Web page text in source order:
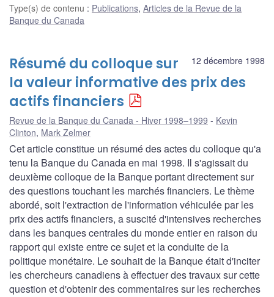
Type(s) de contenu : Publications, Articles de la Revue de la
Banque du Canada
12 décembre 1998
Résumé du colloque sur
la valeur informative des prix des
actifs financiers
Revue de la Banque du Canada - Hiver 1998–1999
Kevin
Clinton, Mark Zelmer
Cet article constitue un résumé des actes du colloque qu'a
tenu la Banque du Canada en mai 1998. Il s'agissait du
deuxième colloque de la Banque portant directement sur
des questions touchant les marchés financiers. Le thème
abordé, soit l'extraction de l'information véhiculée par les
prix des actifs financiers, a suscité d'intensives recherches
dans les banques centrales du monde entier en raison du
rapport qui existe entre ce sujet et la conduite de la
politique monétaire. Le souhait de la Banque était d'inciter
les chercheurs canadiens à effectuer des travaux sur cette
question et d'obtenir des commentaires sur les recherches